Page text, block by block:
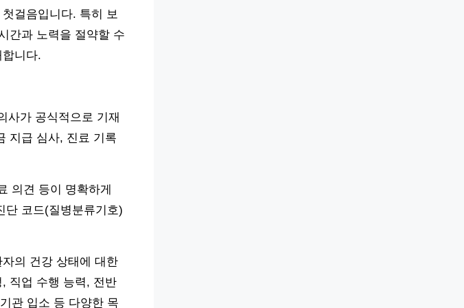
걸음입니다. 특히 보
간과 노력을 절약할 수
니다.
사가 공식적으로 기재
지급 심사, 진료 기록
의견 등이 명확하게
단 코드(질병분류기호)
의 건강 상태에 대한
직업 수행 능력, 전반
관 입소 등 다양한 목